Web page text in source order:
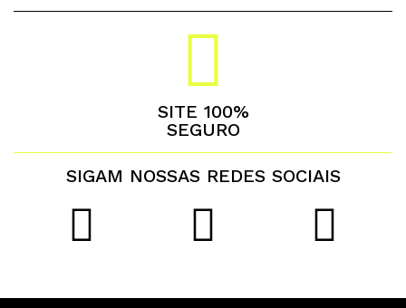
SITE 100%
SEGURO
SIGAM NOSSAS REDES SOCIAIS